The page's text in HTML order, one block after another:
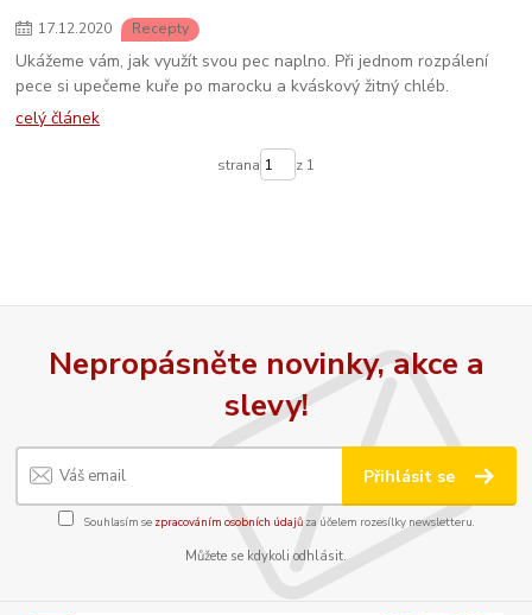
17.12.2020 Recepty
Ukážeme vám, jak využít svou pec naplno. Při jednom rozpálení
pece si upečeme kuře po marocku a kváskový žitný chléb.
celý článek
strana z 1
Nepropásněte novinky, akce a
slevy!
Přihlásit se
Souhlasím se zpracováním osobních údajůza účelem rozesílky newsletteru.
Můžete se kdykoli odhlásit.